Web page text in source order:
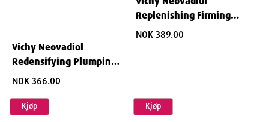
Vichy Neovadiol
Redensifying Plumping
Day Cream 50 ml
NOK 366.00
Kjøp
Replenishing Firming
Night Cream 50 ml
NOK 389.00
Kjøp